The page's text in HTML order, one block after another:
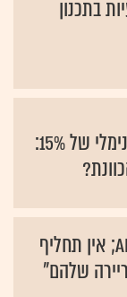
בתכנון
תוכנית האוצר למס מינימלי של 15%:
"היו מתוחכמים עם ה-AI; אין תחליף
שלהם"